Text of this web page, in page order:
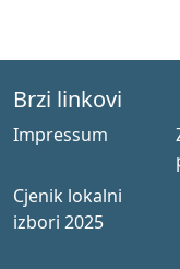
Brzi linkovi
Impressum
Cjenik lokalni
izbori 2025